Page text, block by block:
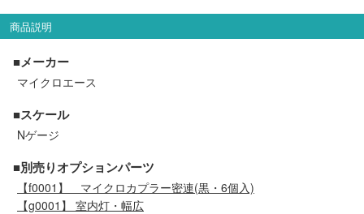
ヘルプページ
お問い合せ
商品説明
■メーカー
マイクロエース
■スケール
Nゲージ
■別売りオプションパーツ
【f0001】
マイクロカプラー密連(黒・6個入)
【g0001】 室内灯・幅広